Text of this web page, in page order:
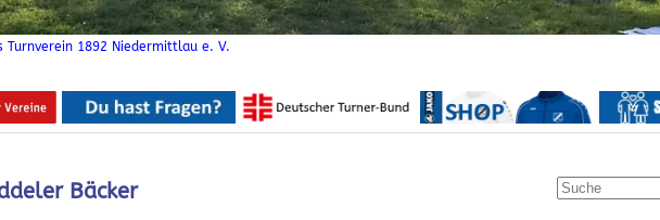
1892 Niedermittlau e. V.
Bäcker Suchen